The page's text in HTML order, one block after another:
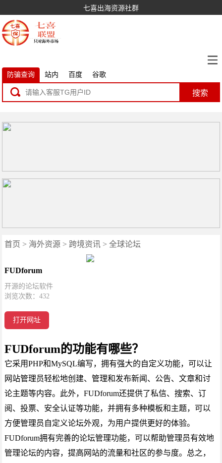
七喜出海资源社群
防骗查询 站内 百度 谷歌
搜索
首页 > 海外资源 > 跨境资讯 >全球论坛
FUDforum
开源的论坛软件
浏览次数：432
打开网址
FUDforum的功能有哪些？
它采用PHP和MySQL编写，拥有强大的自定义功能，可以让
网站管理员轻松地创建、管理和发布新闻、公告、文章和讨
论主题等内容。此外，FUDforum还提供了私信、搜索、订
阅、投票、安全认证等功能，并拥有多种模板和主题，可以
方便管理员自定义论坛外观，为用户提供更好的体验。
FUDforum拥有完善的论坛管理功能，可以帮助管理员有效地
管理论坛的内容，提高网站的流量和社区的参与度。总之，